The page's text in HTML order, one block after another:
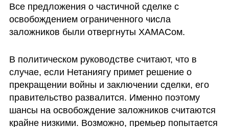
Все предложения о частичной сделке с
освобождением ограниченного числа
заложников были отвергнуты ХАМАСом.
В политическом руководстве считают, что в
случае, если Нетаниягу примет решение о
прекращении войны и заключении сделки, его
правительство развалится. Именно поэтому
шансы на освобождение заложников считаются
крайне низкими. Возможно, премьер попытается